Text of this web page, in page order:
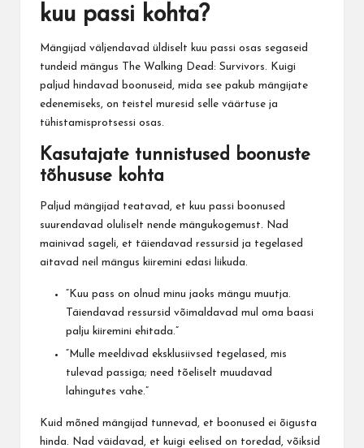
kuu passi kohta?
Mängijad väljendavad üldiselt kuu passi osas segaseid
tundeid mängus The Walking Dead: Survivors. Kuigi
paljud hindavad boonuseid, mida see pakub mängijate
edenemiseks, on teistel muresid selle väärtuse ja
tühistamisprotsessi osas.
Kasutajate tunnistused boonuste
tõhususe kohta
Paljud mängijad teatavad, et kuu passi boonused
suurendavad oluliselt nende mängukogemust. Nad
mainivad sageli, et täiendavad ressursid ja tegelased
aitavad neil mängus kiiremini edasi liikuda.
“Kuu pass on olnud minu jaoks mängu muutja.
Täiendavad ressursid võimaldavad mul oma baasi
palju kiiremini ehitada.”
“Mulle meeldivad eksklusiivsed tegelased, mis
tulevad passiga; need tõeliselt muudavad
lahingutes vahe.”
Kuid mõned mängijad tunnevad, et boonused ei õigusta
hinda. Nad väidavad, et kuigi eelised on toredad, võiksid